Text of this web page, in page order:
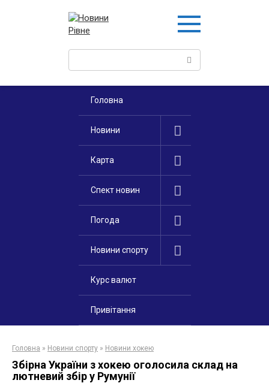
Поиск:
Головна
Новини
Карта
Спект новин
Погода
Новини спорту
Курс валют
Привітання
Головна » Новини спорту » Новини хокею
Збірна України з хокею оголосила склад на
лютневий збір у Румунії